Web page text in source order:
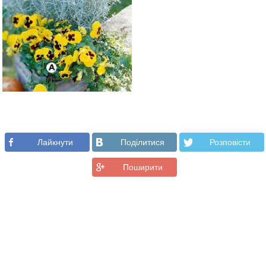
Лайкнути Подiлитися Розповiсти
Поширити